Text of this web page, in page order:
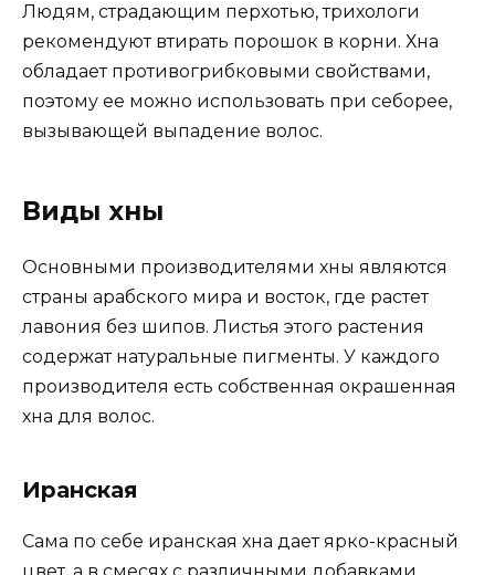
Людям, страдающим перхотью, трихологи
рекомендуют втирать порошок в корни. Хна
обладает противогрибковыми свойствами,
поэтому ее можно использовать при себорее,
вызывающей выпадение волос.
Виды хны
Основными производителями хны являются
страны арабского мира и восток, где растет
лавония без шипов. Листья этого растения
содержат натуральные пигменты. У каждого
производителя есть собственная окрашенная
хна для волос.
Иранская
Сама по себе иранская хна дает ярко-красный